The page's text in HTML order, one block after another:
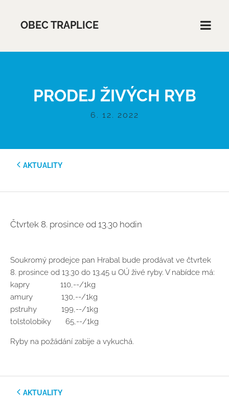
OBEC TRAPLICE
PRODEJ ŽIVÝCH RYB
6. 12. 2022
AKTUALITY
Čtvrtek 8. prosince od 13.30 hodin
Soukromý prodejce pan Hrabal bude prodávat ve čtvrtek
8. prosince od 13.30 do 13.45 u OÚ živé ryby. V nabídce má:
kapry 110,--/1kg
amury 130,--/1kg
pstruhy 199,--/1kg
tolstolobiky 65,--/1kg
Ryby na požádání zabije a vykuchá.
AKTUALITY